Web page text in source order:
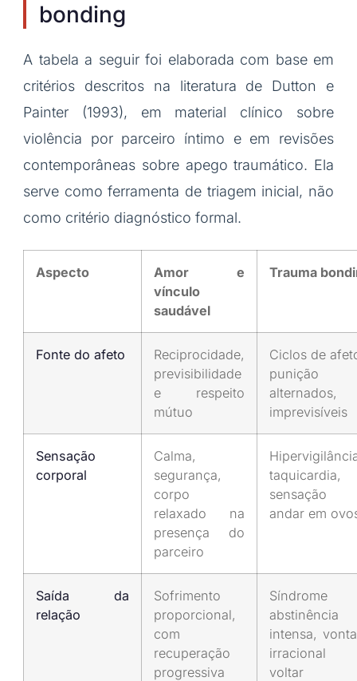
bonding
A tabela a seguir foi elaborada com base em
critérios descritos na literatura de Dutton e
Painter (1993), em material clínico sobre
violência por parceiro íntimo e em revisões
contemporâneas sobre apego traumático. Ela
serve como ferramenta de triagem inicial, não
como critério diagnóstico formal.
Aspecto
Amor e
vínculo
saudável
Trauma
Fonte do afeto
Reciprocidade,
previsibilidade
e respeito
mútuo
Ciclos de
punição
alternados,
imprevisíveis
Sensação
corporal
Calma,
segurança,
corpo
relaxado na
presença do
parceiro
taquicardia,
sensação
andar em
Saída da
relação
Sofrimento
proporcional,
com
recuperação
progressiva
Síndrome
abstinência
intensa,
irracional
voltar